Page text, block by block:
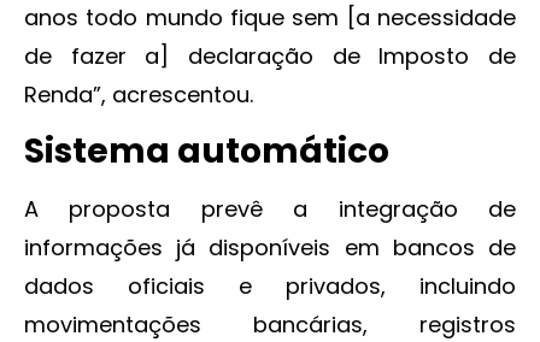
anos todo mundo fique sem [a necessidade
de fazer a] declaração de Imposto de
Renda”, acrescentou.
Sistema automático
A proposta prevê a integração de
informações já disponíveis em bancos de
dados oficiais e privados, incluindo
movimentações bancárias, registros